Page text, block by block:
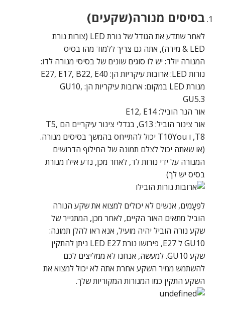
בסיסים מנורה(שקעים)
לאחר שתדע את הגודל של נורת LED (צורות נורת
LED & מידה), אתה גם צריך ללמוד מהו בסיס
המנורה יולד: יש לו סוגים שונים של בסיסי מנורה לדו:
נורות LED: ארובות עיקריות הן: E27, E17, B22, E40
מנורת LED במקום: ארובות עיקריות הן: GU10,
GU5.3
אור הנר הוביל: E12, E14
אור צינור הוביל: G13, בגדלי צינור עיקריים הם T5,
T8, ו T10You יכול להתייחס בהמשך בסיסים מנורה.
(או שאתה יכול לצלם תמונה של החילוף הדרושים
המנורה על ידי נורות לד, לאחר מכן, נדע אילו מנורת
בסיס יש לך)
לִפְעָמִים, אנשים לא יכולים למצוא את שקע הנורה
הוביל מתאים האור הקיים, לאחר מכן, המתגייר של
שקע נורה הוביל יהיה מועיל, אנא ראו להלן תמונה:
GU10 ל E27, פירושו נורת LED E27 ניתן להתקין
שקע GU10. למעשה, אנחנו לא ממליצים לכם
להשתמש ממיר השקע אחרת אתה לא יכול למצוא את
השקע התקין כמו המנורות המקוריות שלך.